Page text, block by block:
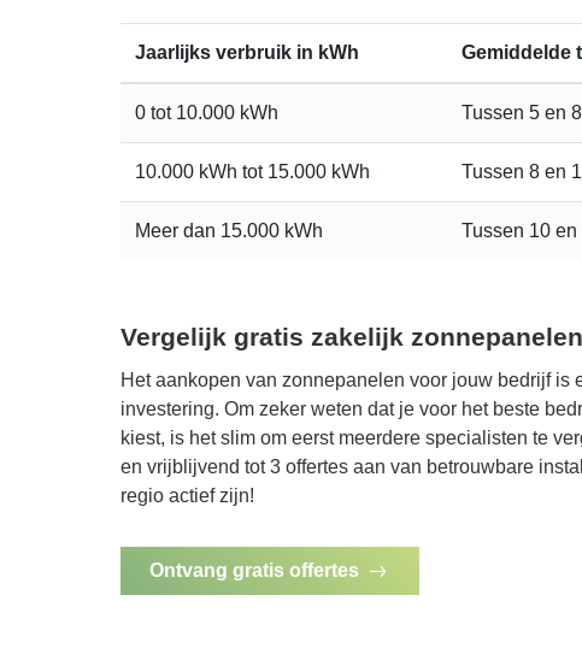
Jaarlijks verbruik in kWh Gemiddelde
0 tot 10.000 kWh Tussen 5 en
10.000 kWh tot 15.000 kWh Tussen 8 en
Meer dan 15.000 kWh Tussen 10 en
Vergelijk gratis zakelijk
Het aankopen van zonnepanelen voor jouw bedrijf is
investering. Om zeker weten dat je voor het beste
kiest, is het slim om eerst meerdere specialisten te
en vrijblijvend tot 3 offertes aan van betrouwbare
regio actief zijn!
Ontvang gratis offertes